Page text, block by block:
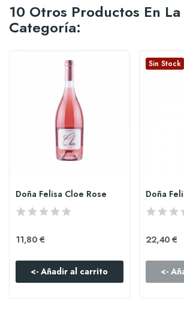
10 Otros Productos En La
Categoría:
Doña Felisa Cloe Rose
11,80 €
<- Añadir al carrito
Sin Stock
22,40 €
<-